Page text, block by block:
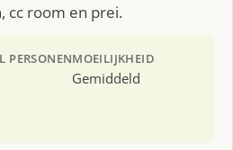
cc room en prei.
PERSONENMOEILIJKHEID
Gemiddeld